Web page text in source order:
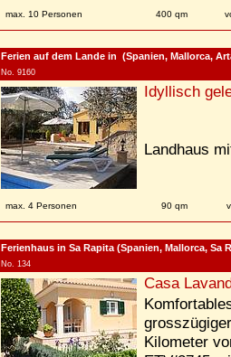
max. 10 Personen 400 qm
Ferien auf dem Lande in (Spanien, Mallorca,
No. 9160
Idyllisch
Landhaus
max. 4 Personen 90 qm
Ferienhaus in Sa Rapita (Spanien, Mallorca, Sa
No. 134
Casa
Kilometer